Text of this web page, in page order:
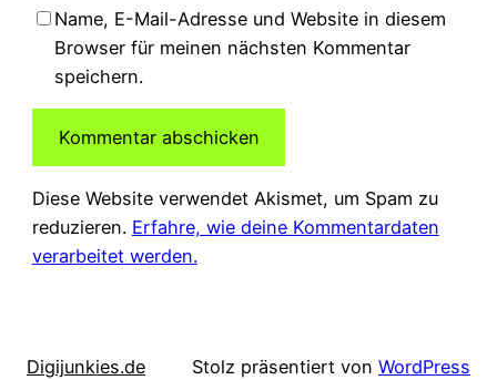
Name, E-Mail-Adresse und Website in diesem
Browser für meinen nächsten Kommentar
speichern.
Diese Website verwendet Akismet, um Spam zu
reduzieren. Erfahre, wie deine Kommentardaten
verarbeitet werden.
Digijunkies.de Stolz präsentiert von WordPress